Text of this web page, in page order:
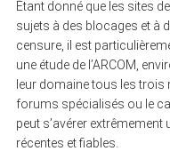
Étant donné que les sites
sujets à des blocages et à
censure, il est
une étude de l’ARCOM,
leur domaine tous les trois
forums spécialisés ou le
peut s’avérer
récentes et fiables.